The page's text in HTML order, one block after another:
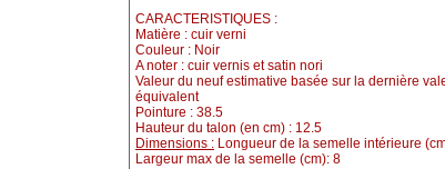
CARACTERISTIQUES :
Matière : cuir verni
Couleur : Noir
A noter : cuir vernis et satin nori
Valeur du neuf estimative basée sur la dernière
équivalent
Pointure : 38.5
Hauteur du talon (en cm) : 12.5
Dimensions : Longueur de la semelle intérieure
Largeur max de la semelle (cm): 8